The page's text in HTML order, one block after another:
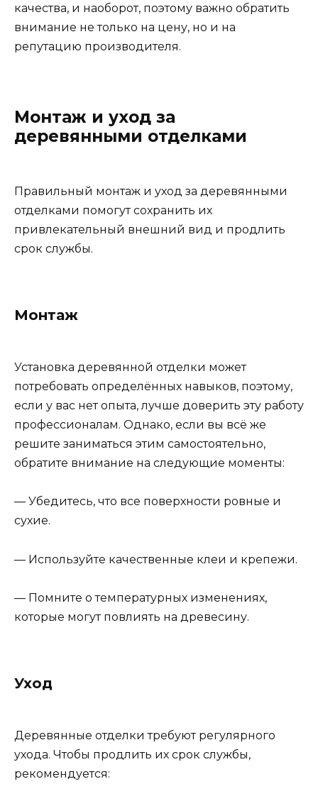
качества, и наоборот, поэтому важно обратить
внимание не только на цену, но и на
репутацию производителя.
Монтаж и уход за
деревянными отделками
Правильный монтаж и уход за деревянными
отделками помогут сохранить их
привлекательный внешний вид и продлить
срок службы.
Монтаж
Установка деревянной отделки может
потребовать определённых навыков, поэтому,
если у вас нет опыта, лучше доверить эту работу
профессионалам. Однако, если вы всё же
решите заниматься этим самостоятельно,
обратите внимание на следующие моменты:
— Убедитесь, что все поверхности ровные и
сухие.
— Используйте качественные клеи и крепежи.
— Помните о температурных изменениях,
которые могут повлиять на древесину.
Уход
Деревянные отделки требуют регулярного
ухода. Чтобы продлить их срок службы,
рекомендуется: